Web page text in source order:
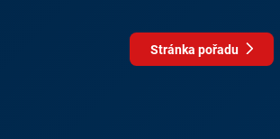
Stránka pořadu